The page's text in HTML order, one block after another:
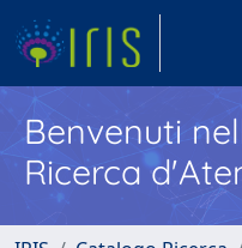
Benvenuti
Ricerca